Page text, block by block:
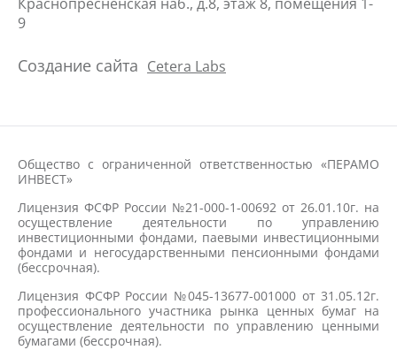
9
Создание сайта Cetera Labs
Общество с ограниченной ответственностью «ПЕРАМО
ИНВЕСТ»
Лицензия ФСФР России №21-000-1-00692 от 26.01.10г. на
осуществление деятельности по управлению
инвестиционными фондами, паевыми инвестиционными
фондами и негосударственными пенсионными фондами
(бессрочная).
Лицензия ФСФР России №045-13677-001000 от 31.05.12г.
профессионального участника рынка ценных бумаг на
осуществление деятельности по управлению ценными
бумагами (бессрочная).